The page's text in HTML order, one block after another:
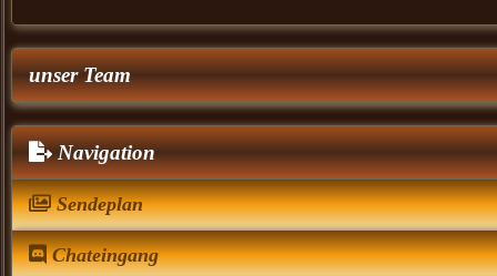
unser Team
Navigation
Sendeplan
Chateingang